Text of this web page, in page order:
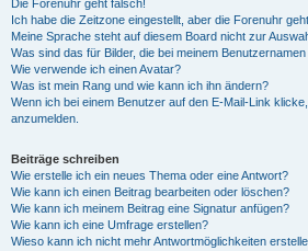
Die Forenuhr geht falsch!
Ich habe die Zeitzone eingestellt, aber die Forenuhr
Meine Sprache steht auf diesem Board nicht zur
Was sind das für Bilder, die bei meinem
Wie verwende ich einen Avatar?
Was ist mein Rang und wie kann ich ihn ändern?
Wenn ich bei einem Benutzer auf den E-Mail-Link
anzumelden.
Beiträge schreiben
Wie erstelle ich ein neues Thema oder eine Antwort?
Wie kann ich einen Beitrag bearbeiten oder löschen?
Wie kann ich meinem Beitrag eine Signatur anfügen?
Wie kann ich eine Umfrage erstellen?
Wieso kann ich nicht mehr Antwortmöglichkeiten